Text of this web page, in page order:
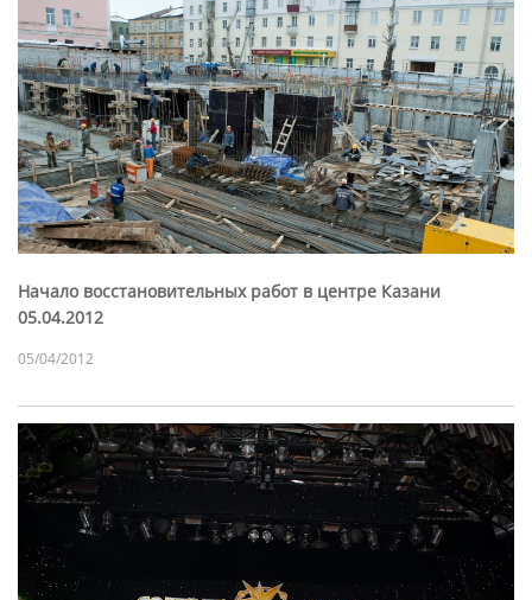
Начало восстановительных работ в центре Казани
05.04.2012
05/04/2012